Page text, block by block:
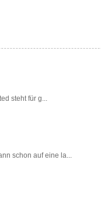
steht für g...
schon auf eine la...